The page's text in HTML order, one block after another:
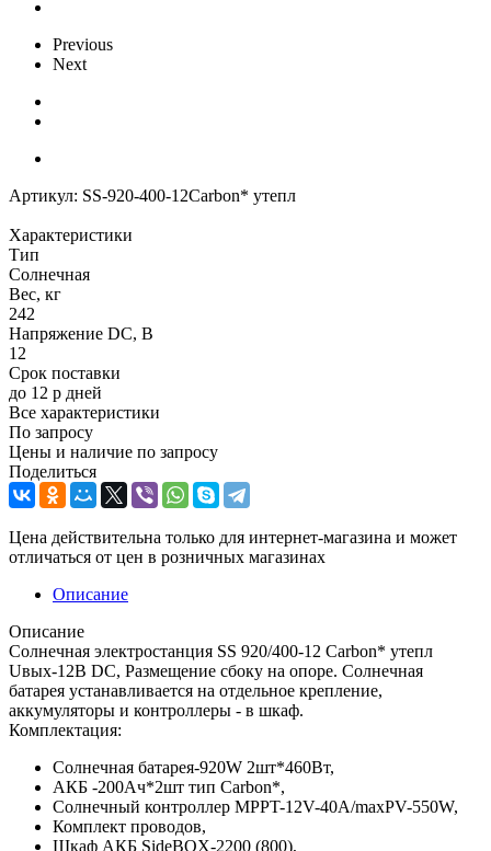
Previous
Next
Артикул: SS-920-400-12Carbon* утепл
Характеристики
Тип
Солнечная
Вес, кг
242
Напряжение DC, В
12
Срок поставки
до 12 р дней
Все характеристики
По запросу
Цены и наличие по запросу
Поделиться
Цена действительна только для интернет-магазина и может
отличаться от цен в розничных магазинах
Описание
Описание
Солнечная электростанция SS 920/400-12 Carbon* утепл
Uвых-12В DC, Размещение сбоку на опоре. Солнечная
батарея устанавливается на отдельное крепление,
аккумуляторы и контроллеры - в шкаф.
Комплектация:
Солнечная батарея-920W 2шт*460Вт,
АКБ -200Aч*2шт тип Carbon*,
Солнечный контроллер MPPT-12V-40A/maxPV-550W,
Комплект проводов,
Шкаф АКБ SideBOX-2200 (800),